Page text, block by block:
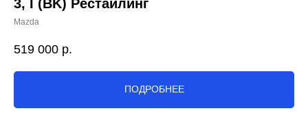
3, I (BK) Рестайлинг
Mazda
519 000 р.
ПОДРОБНЕЕ